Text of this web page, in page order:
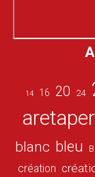
14 16 20 24
aretaper
blanc bleu
création